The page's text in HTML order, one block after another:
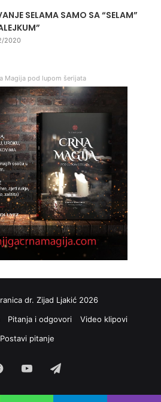
SELAMA SAMO SA “SELAM”
2020
Magija pod lupom šerijata
dr. Zijad Ljakić 2026
Pitanja i odgovori
Video klipovi
Postavi pitanje
FacebookYouTube